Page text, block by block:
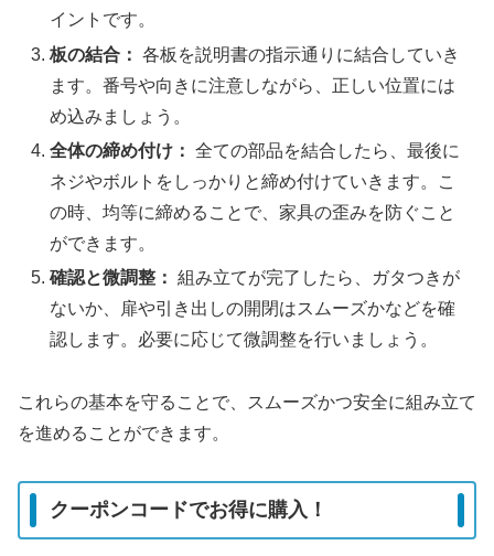
イントです。
板の結合： 各板を説明書の指示通りに結合していき
ます。番号や向きに注意しながら、正しい位置には
め込みましょう。
全体の締め付け： 全ての部品を結合したら、最後に
ネジやボルトをしっかりと締め付けていきます。こ
の時、均等に締めることで、家具の歪みを防ぐこと
ができます。
確認と微調整： 組み立てが完了したら、ガタつきが
ないか、扉や引き出しの開閉はスムーズかなどを確
認します。必要に応じて微調整を行いましょう。
これらの基本を守ることで、スムーズかつ安全に組み立て
を進めることができます。
クーポンコードでお得に購入！